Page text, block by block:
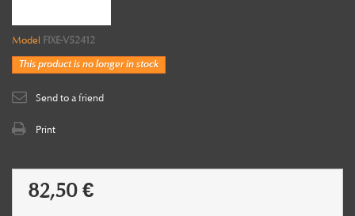
Model FIXE-V52412
This product is no longer in stock
Send to a friend
Print
82,50 €